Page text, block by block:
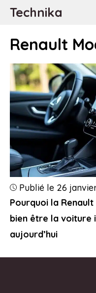
AllerTechnika
Renault
Pourquoi la
bien être la voiture
aujourd’hui
Publié le 26